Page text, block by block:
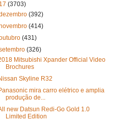
(3703)
(392)
(414)
(431)
(326)
Mitsubishi Xpander Official Video
Brochures
Skyline R32
mira carro elétrico e amplia
produção de...
new Datsun Redi-Go Gold 1.0
Limited Edition